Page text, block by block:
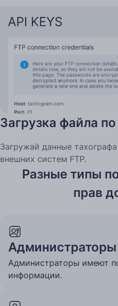
Загрузка файла по
Загружай данные
внешних систем FTP.
Разные типы
прав
Администраторы
Администраторы имеют
информации.